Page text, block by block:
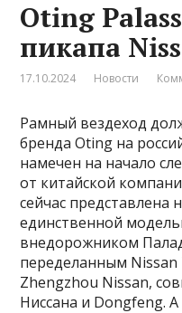
Oting
пикапа
17.10.2024 Новости
Рамный вездеход
бренда Oting на
намечен на начало
от китайской
сейчас представлена
единственной
внедорожником
переделанным
Zhengzhou Nissan,
Ниссана и Dongfeng.